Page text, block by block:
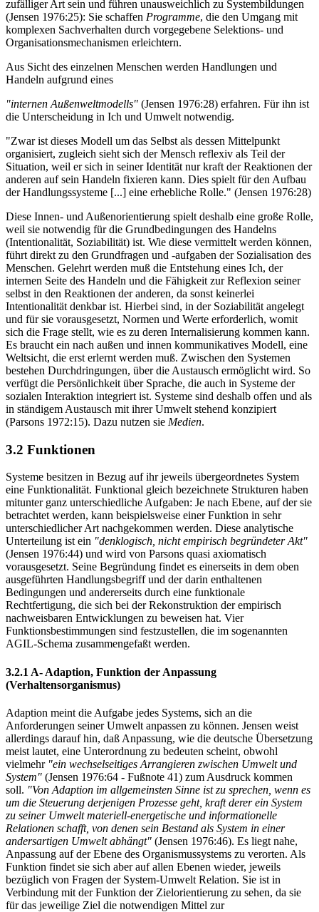
zufälliger Art sein und führen unausweichlich zu Systembildungen
(Jensen 1976:25): Sie schaffen Programme, die den Umgang mit
komplexen Sachverhalten durch vorgegebene Selektions- und
Organisationsmechanismen erleichtern.
Aus Sicht des einzelnen Menschen werden Handlungen und
Handeln aufgrund eines
"internen Außenweltmodells" (Jensen 1976:28) erfahren. Für ihn ist
die Unterscheidung in Ich und Umwelt notwendig.
"Zwar ist dieses Modell um das Selbst als dessen Mittelpunkt
organisiert, zugleich sieht sich der Mensch reflexiv als Teil der
Situation, weil er sich in seiner Identität nur kraft der Reaktionen der
anderen auf sein Handeln fixieren kann. Dies spielt für den Aufbau
der Handlungssysteme [...] eine erhebliche Rolle." (Jensen 1976:28)
Diese Innen- und Außenorientierung spielt deshalb eine große Rolle,
weil sie notwendig für die Grundbedingungen des Handelns
(Intentionalität, Soziabilität) ist. Wie diese vermittelt werden können,
führt direkt zu den Grundfragen und -aufgaben der Sozialisation des
Menschen. Gelehrt werden muß die Entstehung eines Ich, der
internen Seite des Handeln und die Fähigkeit zur Reflexion seiner
selbst in den Reaktionen der anderen, da sonst keinerlei
Intentionalität denkbar ist. Hierbei sind, in der Soziabilität angelegt
und für sie vorausgesetzt, Normen und Werte erforderlich, womit
sich die Frage stellt, wie es zu deren Internalisierung kommen kann.
Es braucht ein nach außen und innen kommunikatives Modell, eine
Weltsicht, die erst erlernt werden muß. Zwischen den Systemen
bestehen Durchdringungen, über die Austausch ermöglicht wird. So
verfügt die Persönlichkeit über Sprache, die auch in Systeme der
sozialen Interaktion integriert ist. Systeme sind deshalb offen und als
in ständigem Austausch mit ihrer Umwelt stehend konzipiert
(Parsons 1972:15). Dazu nutzen sie Medien.
3.2 Funktionen
Systeme besitzen in Bezug auf ihr jeweils übergeordnetes System
eine Funktionalität. Funktional gleich bezeichnete Strukturen haben
mitunter ganz unterschiedliche Aufgaben: Je nach Ebene, auf der sie
betrachtet werden, kann beispielsweise einer Funktion in sehr
unterschiedlicher Art nachgekommen werden. Diese analytische
Unterteilung ist ein "denklogisch, nicht empirisch begründeter Akt"
(Jensen 1976:44) und wird von Parsons quasi axiomatisch
vorausgesetzt. Seine Begründung findet es einerseits in dem oben
ausgeführten Handlungsbegriff und der darin enthaltenen
Bedingungen und andererseits durch eine funktionale
Rechtfertigung, die sich bei der Rekonstruktion der empirisch
nachweisbaren Entwicklungen zu beweisen hat. Vier
Funktionsbestimmungen sind festzustellen, die im sogenannten
AGIL-Schema zusammengefaßt werden.
3.2.1 A- Adaption, Funktion der Anpassung
(Verhaltensorganismus)
Adaption meint die Aufgabe jedes Systems, sich an die
Anforderungen seiner Umwelt anpassen zu können. Jensen weist
allerdings darauf hin, daß Anpassung, wie die deutsche Übersetzung
meist lautet, eine Unterordnung zu bedeuten scheint, obwohl
vielmehr "ein wechselseitiges Arrangieren zwischen Umwelt und
System" (Jensen 1976:64 - Fußnote 41) zum Ausdruck kommen
soll. "Von Adaption im allgemeinsten Sinne ist zu sprechen, wenn es
um die Steuerung derjenigen Prozesse geht, kraft derer ein System
zu seiner Umwelt materiell-energetische und informationelle
Relationen schafft, von denen sein Bestand als System in einer
andersartigen Umwelt abhängt" (Jensen 1976:46). Es liegt nahe,
Anpassung auf der Ebene des Organismussystems zu verorten. Als
Funktion findet sie sich aber auf allen Ebenen wieder, jeweils
bezüglich von Fragen der System-Umwelt Relation. Sie ist in
Verbindung mit der Funktion der Zielorientierung zu sehen, da sie
für das jeweilige Ziel die notwendigen Mittel zur